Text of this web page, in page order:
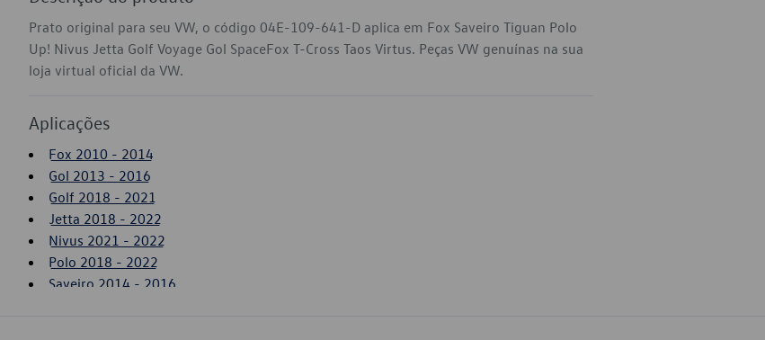
Prato original para seu VW, o código 04E-109-641-D aplica em Fox Saveiro Tiguan Polo
Up! Nivus Jetta Golf Voyage Gol SpaceFox T-Cross Taos Virtus. Peças VW genuínas na sua
loja virtual oficial da VW.
Aplicações
Fox 2010 - 2014
Gol 2013 - 2016
Golf 2018 - 2021
Jetta 2018 - 2022
Nivus 2021 - 2022
Polo 2018 - 2022
Saveiro 2014 - 2016